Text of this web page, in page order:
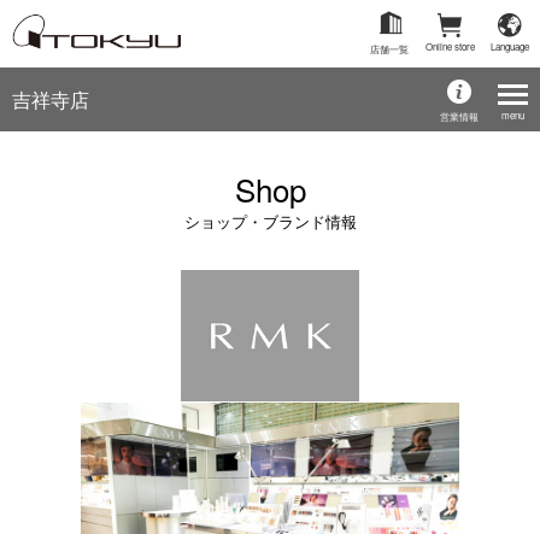
Language
Online store
店舗一覧
吉祥寺店
営業情報
Shop
ショップ・ブランド情報
menu